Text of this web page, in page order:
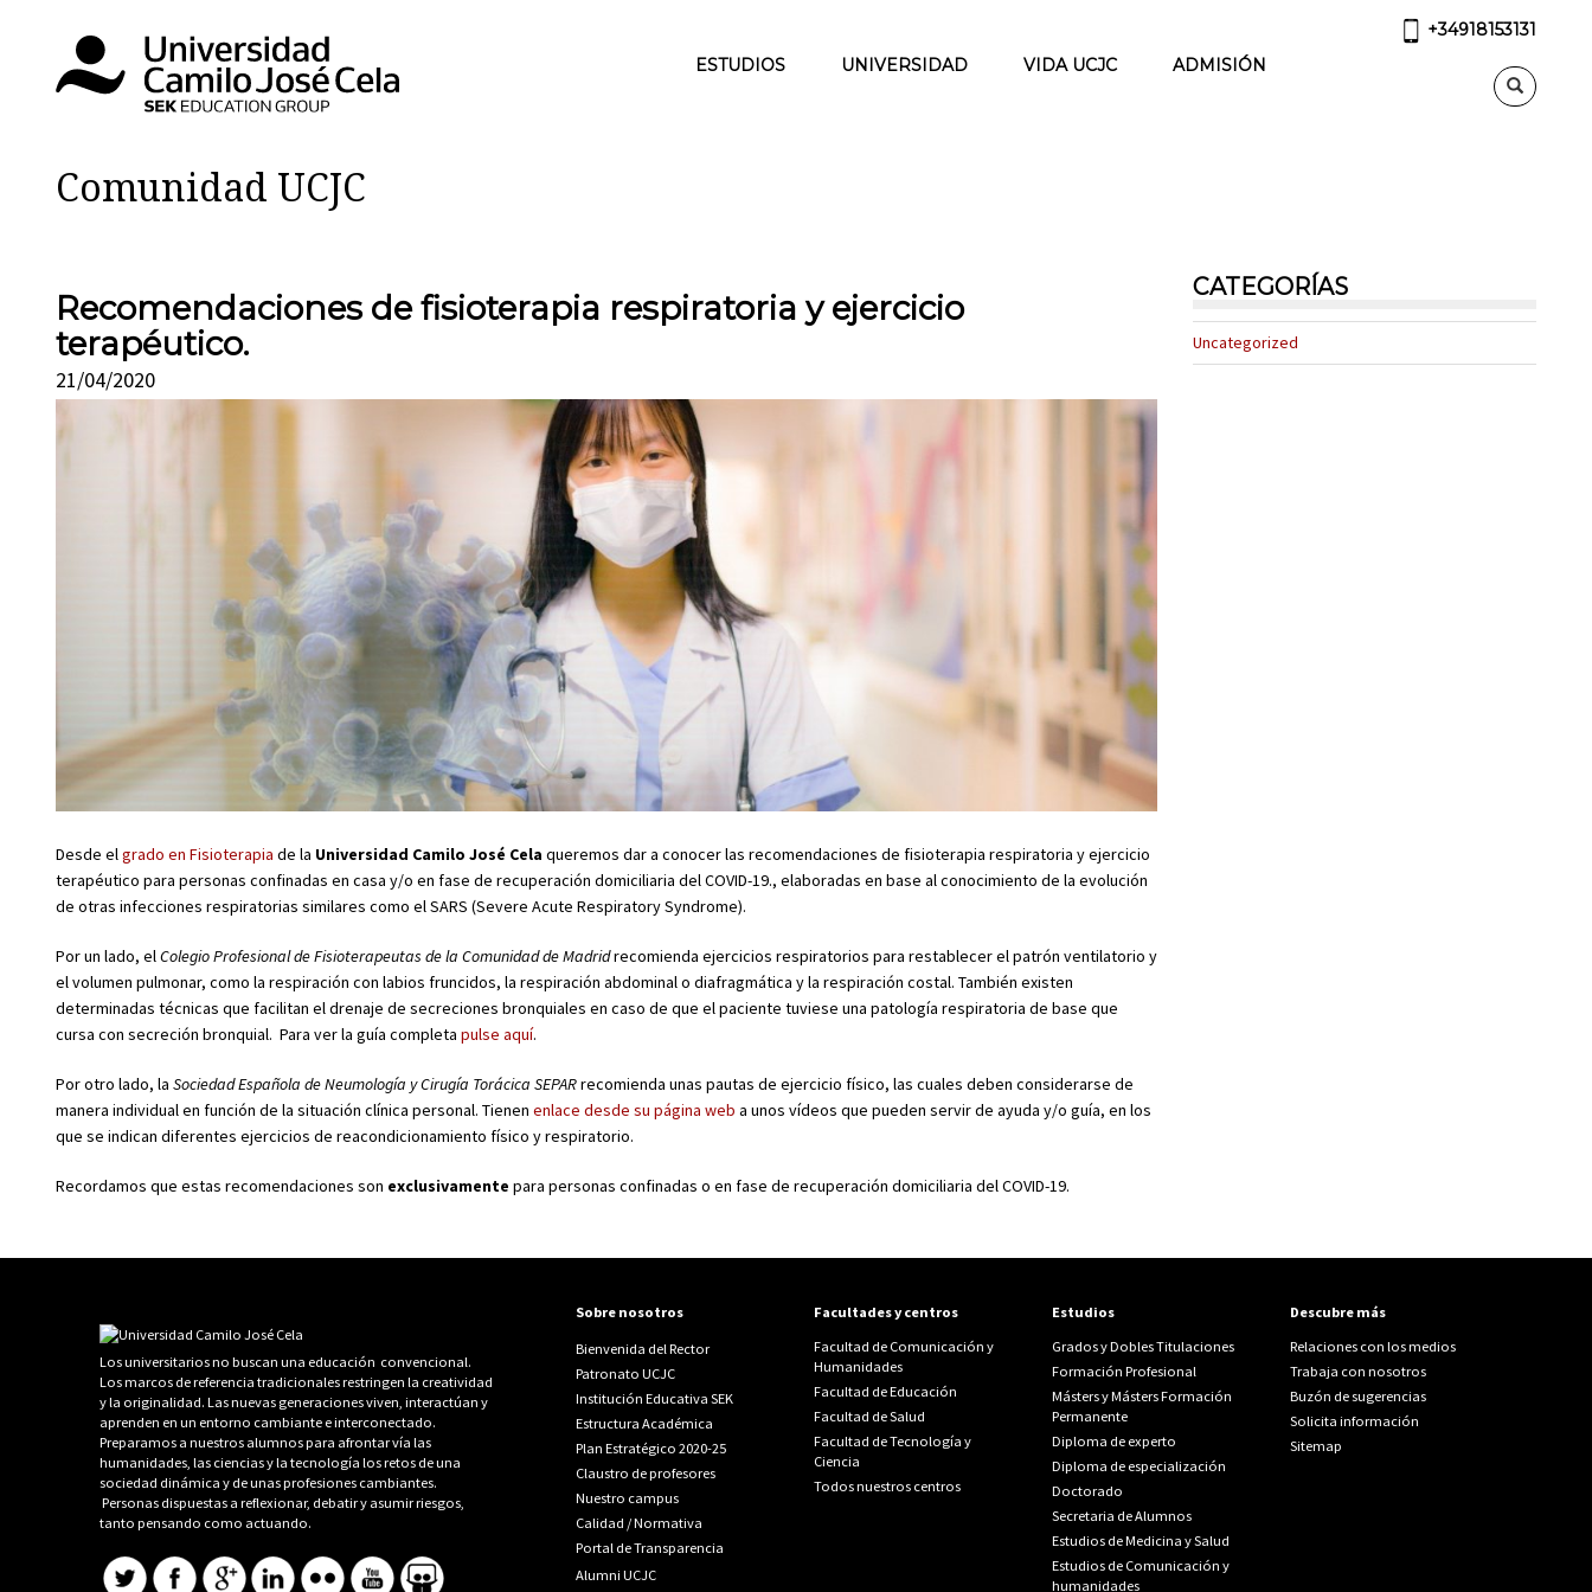
ESTUDIOS UNIVERSIDAD VIDA UCJC ADMISIÓN
+34918153131
Comunidad UCJC
Recomendaciones de fisioterapia respiratoria y ejercicio
terapéutico.
21/04/2020
Desde elgrado en Fisioterapia de la Universidad Camilo José Cela queremos dar a conocer las recomendaciones de fisioterapia respiratoria y ejercicio
terapéutico para personas confinadas en casa y/o en fase de recuperación domiciliaria del COVID-19., elaboradas en base al conocimiento de la evolución
de otras infecciones respiratorias similares como el SARS (Severe Acute Respiratory Syndrome).
Por un lado, elColegio Profesional de Fisioterapeutas de la Comunidad de Madridrecomienda ejercicios respiratorios para restablecer el patrón ventilatorio y
el volumen pulmonar, como la respiración con labios fruncidos, la respiración abdominal o diafragmática y la respiración costal. También existen
determinadas técnicas que facilitan el drenaje de secreciones bronquiales en caso de que el paciente tuviese una patología respiratoria de base que
cursa con secreción bronquial. Para ver la guía completa pulse aquí.
Por otro lado, la Sociedad Española de Neumología y Cirugía Torácica SEPARrecomienda unas pautas de ejercicio físico, las cuales deben considerarse de
manera individual en función de la situación clínica personal. Tienen enlace desde su página web a unos vídeos que pueden servir de ayuda y/o guía, en los
que se indican diferentes ejercicios de reacondicionamiento físico y respiratorio.
Recordamos que estas recomendaciones son exclusivamente para personas confinadas o en fase de recuperación domiciliaria del COVID-19.
CATEGORÍAS
Uncategorized
Los universitarios no buscan una educación convencional.
Los marcos de referencia tradicionales restringen la creatividad
y la originalidad. Las nuevas generaciones viven, interactúan y
aprenden en un entorno cambiante e interconectado.
Preparamos a nuestros alumnos para afrontar vía las
humanidades, las ciencias y la tecnología los retos de una
sociedad dinámica y de unas profesiones cambiantes.
Personas dispuestas a reflexionar, debatir y asumir riesgos,
tanto pensando como actuando.
Sobre nosotros
Bienvenida del Rector
Patronato UCJC
Institución Educativa SEK
Estructura Académica
Plan Estratégico 2020-25
Claustro de profesores
Nuestro campus
Calidad /Normativa
Portal de Transparencia
Alumni UCJC
Facultades y centros
Facultad de Comunicación y
Humanidades
Facultad de Educación
Facultad de Salud
Facultad de Tecnología y
Ciencia
Todos nuestros centros
Estudios
Grados y Dobles Titulaciones
Formación Profesional
Másters y Másters Formación
Permanente
Diploma de experto
Diploma de especialización
Doctorado
Secretaria de Alumnos
Estudios de Medicina y Salud
Estudios de Comunicación y
humanidades
Descubre más
Relaciones con los medios
Trabaja con nosotros
Buzón de sugerencias
Solicita información
Sitemap